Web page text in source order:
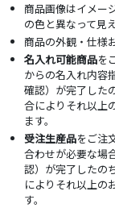
商品画像はイメー
の色と異なって見
商品の外観・仕様
名入れ可能商品を
からの名入れ内容
確認）が完了した
合によりそれ以上
ます。
受注生産品をご注
合わせが必要な場
認）が完了したの
によりそれ以上の
す。